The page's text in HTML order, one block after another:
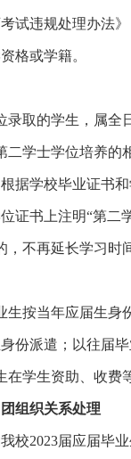
试违规处理办法
格或学籍。
录取的学生，属全
二学士学位培养
据学校毕业证书
证书上注明“第二
，不再延长学习时
生按当年应届生
份派遣；以往届
在学生资助、收费
组织关系处理
校2023届应届毕